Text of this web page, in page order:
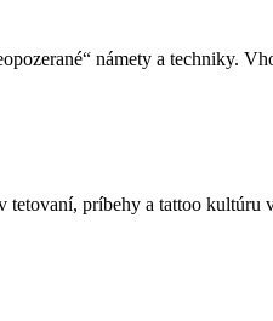
námety a techniky.
príbehy a tattoo